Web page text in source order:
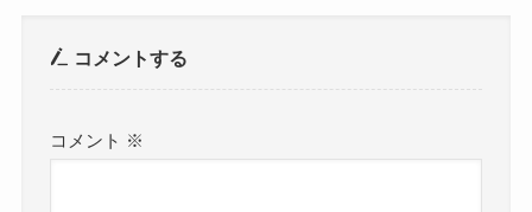
コメントする
コメント ※